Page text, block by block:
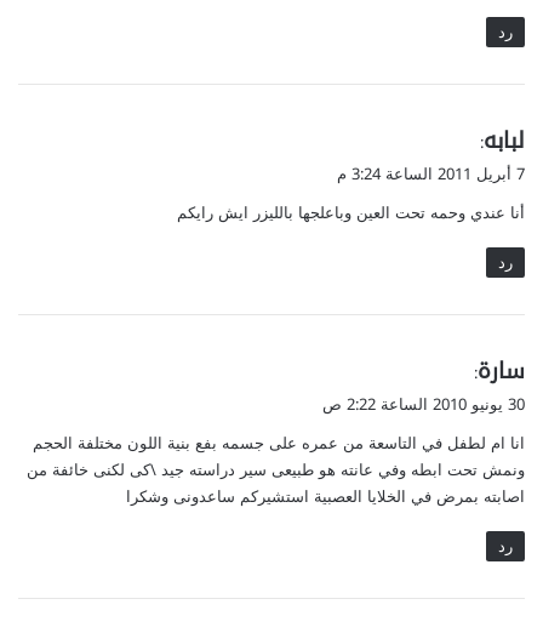
ش
ع
رد
ي
ق
ل
لبابه:
7 أبريل 2011 الساعة 3:24 م
أنا عندي وحمه تحت العين وباعلجها بالليزر ايش رايكم
رد
ي
ق
ل
سارة:
30 يونيو 2010 الساعة 2:22 ص
انا ام لطفل في التاسعة من عمره على جسمه بفع بنية اللون مختلفة الحجم
ونمش تحت ابطه وفي عانته هو طبيعى سير دراسته جيد \كى لكنى خائفة من
اصابته بمرض في الخلايا العصبية استشيركم ساعدونى وشكرا
رد